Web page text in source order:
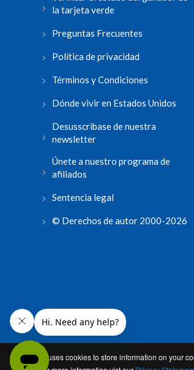
la tarjeta verde
Preguntas Frecuentes
Política de privacidad
Términos y Condiciones
Dónde vivir en Estados Unidos
Desusscribase de nuestra
newsletter
Únete a nuestro programa de
afiliados
Sentencia legal
© Derechos de autor 2000-2026
This site uses cookies to store information on your